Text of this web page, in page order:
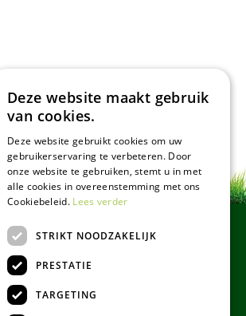
Deze website maakt gebruik
van cookies.
Deze website gebruikt cookies om uw
gebruikerservaring te verbeteren. Door
onze website te gebruiken, stemt u in met
alle cookies in overeenstemming met ons
Cookiebeleid. Lees verder
STRIKT NOODZAKELIJK
PRESTATIE
TARGETING